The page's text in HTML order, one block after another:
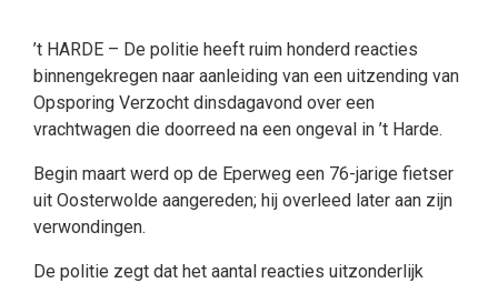
’t HARDE – De politie heeft ruim honderd reacties
binnengekregen naar aanleiding van een uitzending van
Opsporing Verzocht dinsdagavond over een
vrachtwagen die doorreed na een ongeval in ’t Harde.
Begin maart werd op de Eperweg een 76-jarige fietser
uit Oosterwolde aangereden; hij overleed later aan zijn
verwondingen.
De politie zegt dat het aantal reacties uitzonderlijk